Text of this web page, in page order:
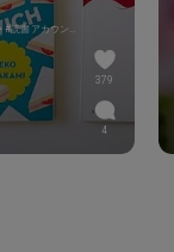
*</br>*</br>*</br>*</br>*</br> #読書アカウント #本が好き #洋書 #洋書多読 #本のある暮らし #instabookstagram #booksaremylife #readerlife #bookishgirl #readerforlife #tbrpile #bibliophilelife #bookloversofinstagram #bookstagramuk #bookishphotography #readinggoals #bokaccount #bookishallure #readerslife
379
4